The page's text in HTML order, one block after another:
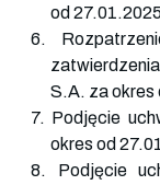
od
6.
S.A. za okres
7. Podjęcie
okres od
8. Podjęcie